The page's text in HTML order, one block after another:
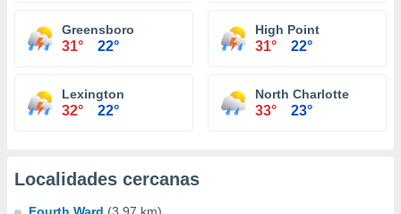
Greensboro
31° 22°
High Point
31° 22°
Lexington
32° 22°
North Charlotte
33° 23°
Localidades cercanas